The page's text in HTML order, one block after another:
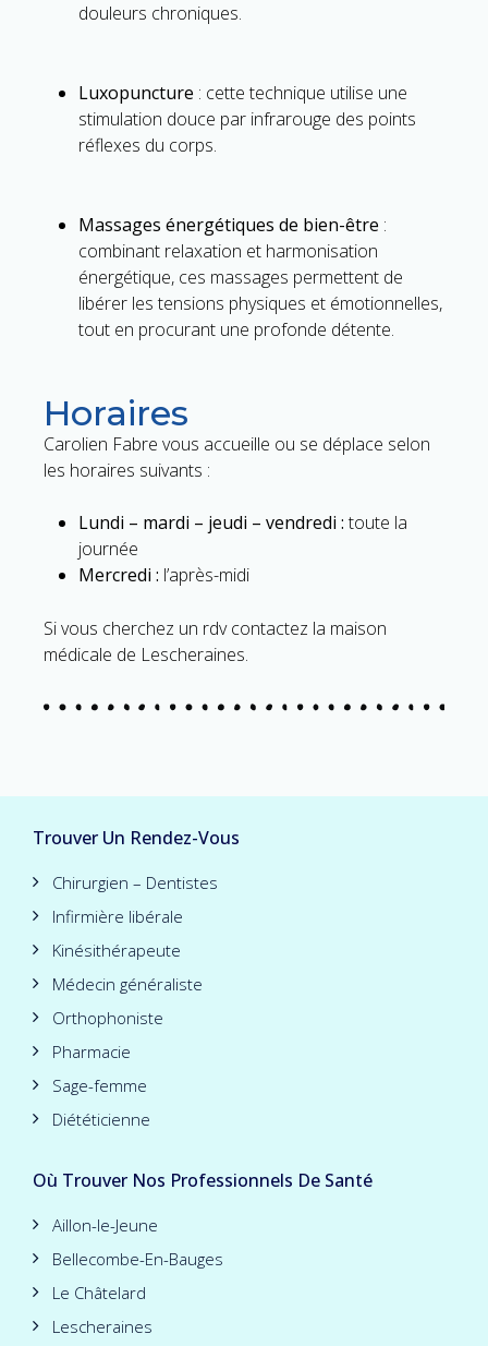
douleurs chroniques.
Luxopuncture : cette technique utilise une
stimulation douce par infrarouge des points
réflexes du corps.
Massages énergétiques de bien-être :
combinant relaxation et harmonisation
énergétique, ces massages permettent de
libérer les tensions physiques et émotionnelles,
tout en procurant une profonde détente.
Horaires
Carolien Fabre vous accueille ou se déplace selon
les horaires suivants :
Lundi – mardi – jeudi – vendredi :toute la
journée
Mercredi : l’après-midi
Si vous cherchez un rdv contactez la maison
médicale de Lescheraines.
Trouver Un Rendez-Vous
Chirurgien – Dentistes
Infirmière libérale
Kinésithérapeute
Médecin généraliste
Orthophoniste
Pharmacie
Sage-femme
Diététicienne
Où Trouver Nos Professionnels De Santé
Aillon-le-Jeune
Bellecombe-En-Bauges
Le Châtelard
Lescheraines